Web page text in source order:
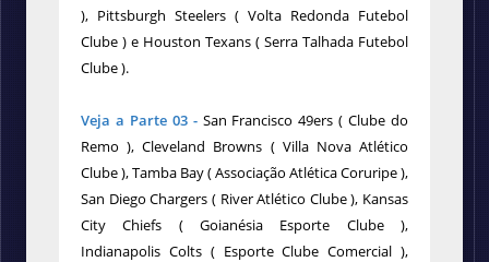
), Pittsburgh Steelers ( Volta Redonda Futebol
Clube ) e Houston Texans ( Serra Talhada Futebol
Clube ).
Veja a Parte 03 -San Francisco 49ers ( Clube do
Remo ), Cleveland Browns ( Villa Nova Atlético
Clube ), Tamba Bay ( Associação Atlética Coruripe ),
San Diego Chargers ( River Atlético Clube ), Kansas
City Chiefs ( Goianésia Esporte Clube ),
Indianapolis Colts ( Esporte Clube Comercial ),